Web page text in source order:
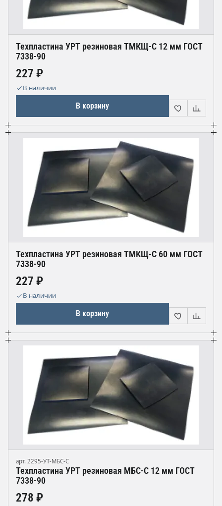
Техпластина УРТ резиновая ТМКЩ-С 12 мм ГОСТ
7338-90
227 ₽
В наличии
В корзину
Техпластина УРТ резиновая ТМКЩ-С 60 мм ГОСТ
7338-90
227 ₽
В наличии
В корзину
арт. 2295-УТ-МБС-С
Техпластина УРТ резиновая МБС-С 12 мм ГОСТ
7338-90
278 ₽